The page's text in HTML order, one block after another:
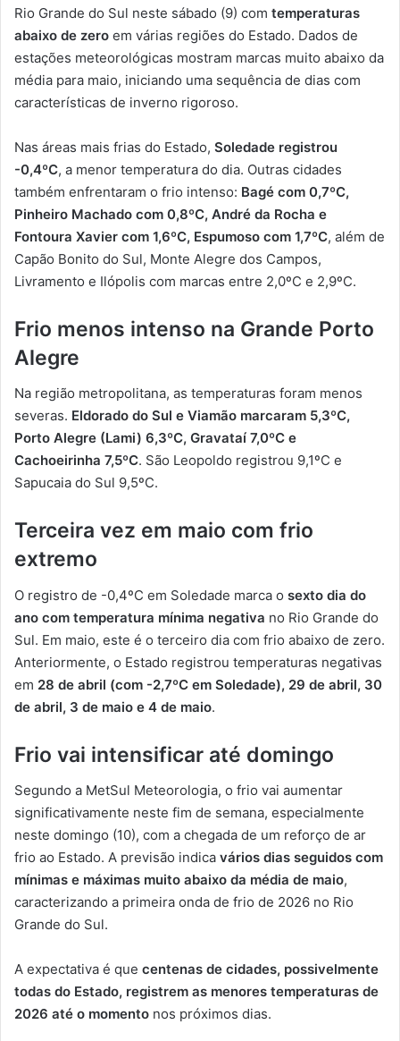
Rio Grande do Sul neste sábado (9) com temperaturas
abaixo de zero em várias regiões do Estado. Dados de
estações meteorológicas mostram marcas muito abaixo da
média para maio, iniciando uma sequência de dias com
características de inverno rigoroso.
Nas áreas mais frias do Estado, Soledade registrou
-0,4ºC, a menor temperatura do dia. Outras cidades
também enfrentaram o frio intenso: Bagé com 0,7ºC,
Pinheiro Machado com 0,8ºC, André da Rocha e
Fontoura Xavier com 1,6ºC, Espumoso com 1,7ºC, além de
Capão Bonito do Sul, Monte Alegre dos Campos,
Livramento e Ilópolis com marcas entre 2,0ºC e 2,9ºC.
Frio menos intenso na Grande Porto
Alegre
Na região metropolitana, as temperaturas foram menos
severas. Eldorado do Sul e Viamão marcaram 5,3ºC,
Porto Alegre (Lami) 6,3ºC, Gravataí 7,0ºC e
Cachoeirinha 7,5ºC. São Leopoldo registrou 9,1ºC e
Sapucaia do Sul 9,5ºC.
Terceira vez em maio com frio
extremo
O registro de -0,4ºC em Soledade marca o sexto dia do
ano com temperatura mínima negativa no Rio Grande do
Sul. Em maio, este é o terceiro dia com frio abaixo de zero.
Anteriormente, o Estado registrou temperaturas negativas
em 28 de abril (com -2,7ºC em Soledade), 29 de abril, 30
de abril, 3 de maio e 4 de maio.
Frio vai intensificar até domingo
Segundo a MetSul Meteorologia, o frio vai aumentar
significativamente neste fim de semana, especialmente
neste domingo (10), com a chegada de um reforço de ar
frio ao Estado. A previsão indica vários dias seguidos com
mínimas e máximas muito abaixo da média de maio,
caracterizando a primeira onda de frio de 2026 no Rio
Grande do Sul.
A expectativa é que centenas de cidades, possivelmente
todas do Estado, registrem as menores temperaturas de
2026 até o momento nos próximos dias.